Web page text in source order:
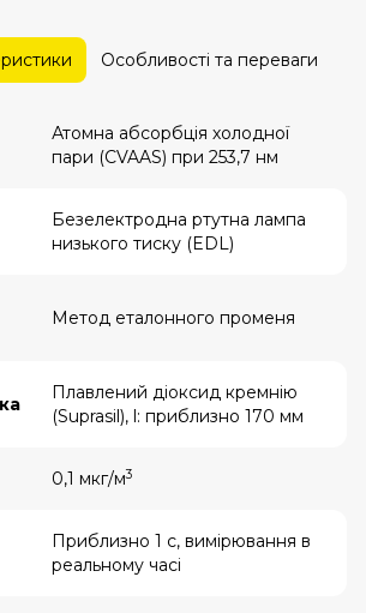
Особливості та переваги
Атомна абсорбція холодної
пари (CVAAS) при 253,7 нм
Безелектродна ртутна лампа
низького тиску (EDL)
Метод еталонного променя
Плавлений діоксид кремнію
(Suprasil), l: приблизно 170 мм
0,1 мкг/м3
Приблизно 1 с, вимірювання в
реальному часі